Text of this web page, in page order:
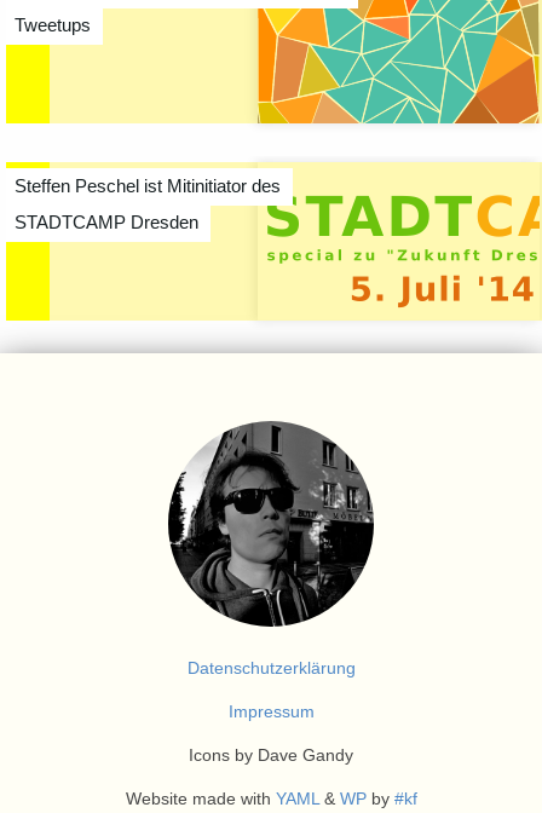
Tweetups
Steffen Peschel ist Mitinitiator des
STADTCAMP Dresden
Datenschutzerklärung
Impressum
Icons by Dave Gandy
Website made with YAML & WPby #kf